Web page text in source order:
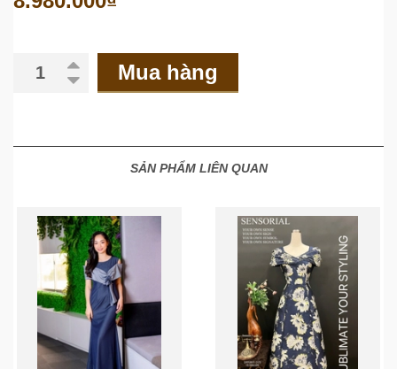
Mua hàng
SẢN PHẨM LIÊN QUAN